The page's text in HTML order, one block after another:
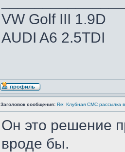
VW Golf III 1.9D
AUDI A6 2.5TDI
Заголовок сообщения: Re: Клубная СМС рассылка
Он это решение
вроде бы.